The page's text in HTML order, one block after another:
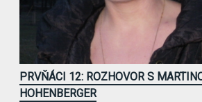
PRVŇÁCI 12: ROZHOVOR S
HOHENBERGER